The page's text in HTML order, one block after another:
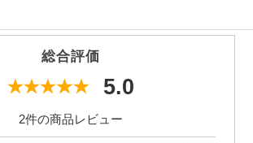
総合評価
5.0
2件の商品レビュー